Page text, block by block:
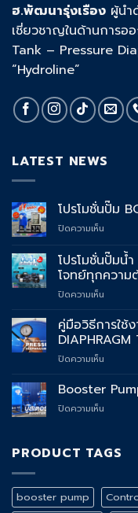
ฮ.พัฒนารุ่งเรือง ผู้นำ
เชี่ยวชาญในด้านการอ
Tank – Pressure
“Hydroline”
LATEST NEWS
โปรโมชั่นปั๊ม
ปิดความเห็น
โม
ชั่น
ปั๊ม
SET
FHM
โปรโมชั่นปั๊มน้
โจทย์ทุกความ
ปิดความเห็น
โม
ชั่น
ปั๊ม
FHM:
ตอบ
ความ
ต้องการ
คู่มือวิธีการใช้
DIAPHRAGM
ปิดความเห็น
วิธี
การ
Booster
ปิดความเห็น
บู๊
ส
ปั๊ม
PRODUCT TAGS
booster pump